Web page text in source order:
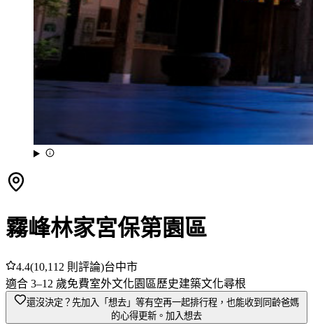
霧峰林家宮保第園區
4.4(10,112 則評論)台中市
適合 3–12 歲免費室外文化園區歷史建築文化尋根
還沒決定？先加入「想去」 等有空再一起排行程，也能收到同齡爸媽
的心得更新。 加入想去